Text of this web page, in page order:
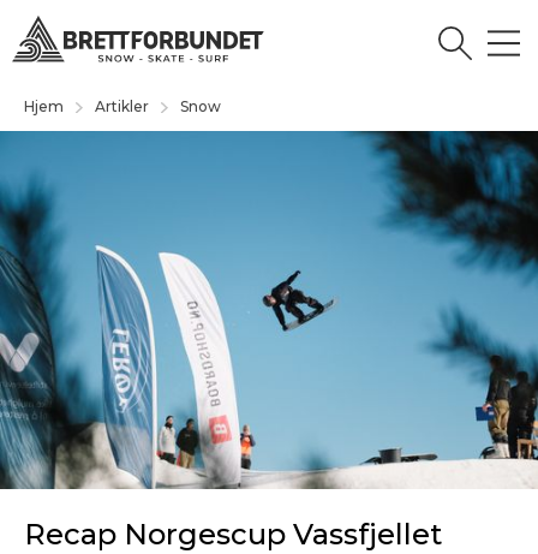
Hjem Artikler Snow
Recap Norgescup Vassfjellet